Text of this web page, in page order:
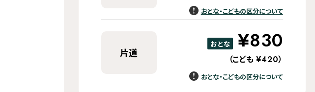
おとな・こどもの区分について
片道
おとな ¥830
（こども¥420）
おとな・こどもの区分について